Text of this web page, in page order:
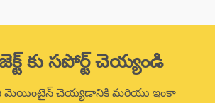
కు సపోర్ట్ చెయ్యండి
మెయింటైన్ చెయ్యడానికి మరియు ఇంకా